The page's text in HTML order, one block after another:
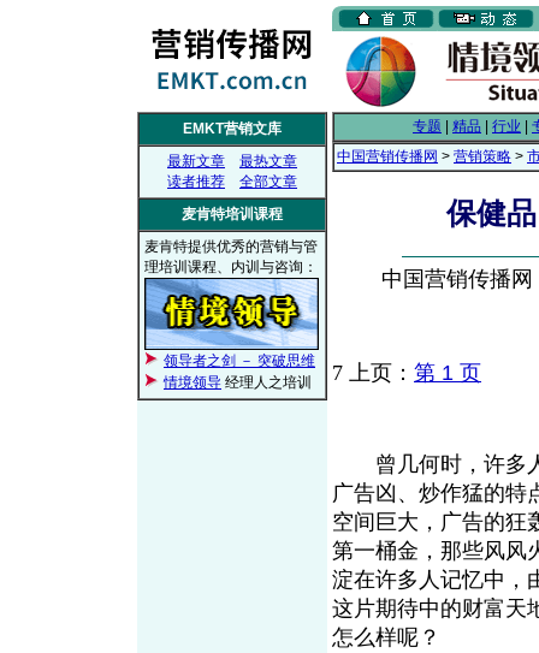
EMKT营销文库
最新文章
最热文章
读者推荐
全部文章
麦肯特培训课程
麦肯特提供优秀的营销与管
理培训课程、内训与咨询：
领导者之剑 － 突破思维
情境领导 经理人之培训
专题 精品 行业
中国营销传播网 > 营销策略 >
保健
中国营销传播
7 上页： 第 1 页
曾几何时，许多人
广告凶、炒作猛的特
空间巨大，广告的狂
第一桶金，那些风风
淀在许多人记忆中，
这片期待中的财富天
怎么样呢？